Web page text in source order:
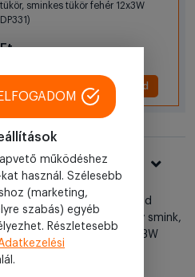
sminkes tükör fehér 12x3W
+ Hozzáad
amivel feldobhatod
biztosan a szobád vagy smink,
kelléke lesz. 14db 3W
állítható.
működéshez
használ. Szélesebb
(marketing,
szabás) egyéb
Részletesebb
ELFOGADOM